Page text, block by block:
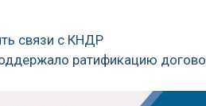
связи с КНДР
ратификацию